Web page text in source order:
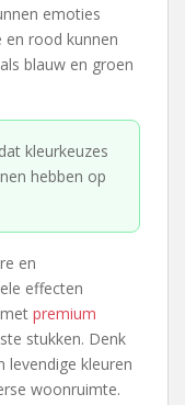
emoties
rood kunnen
blauw en groen
kleurkeuzes
hebben op
en
effecten
premium
stukken. Denk
levendige kleuren
woonruimte.